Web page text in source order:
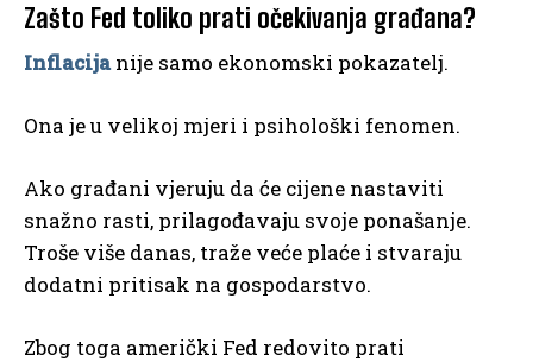
Zašto Fed toliko prati očekivanja građana?
Inflacijanije samo ekonomski pokazatelj.
Ona je u velikoj mjeri i psihološki fenomen.
Ako građani vjeruju da će cijene nastaviti
snažno rasti, prilagođavaju svoje ponašanje.
Troše više danas, traže veće plaće i stvaraju
dodatni pritisak na gospodarstvo.
Zbog toga američki Fed redovito prati